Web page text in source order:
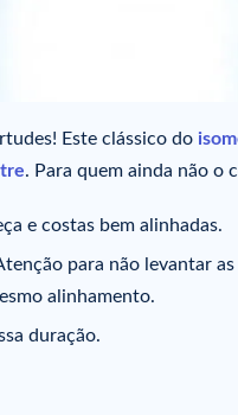
Este clássico do
. Para quem ainda não o
e costas bem alinhadas.
para não levantar as
alinhamento.
duração.